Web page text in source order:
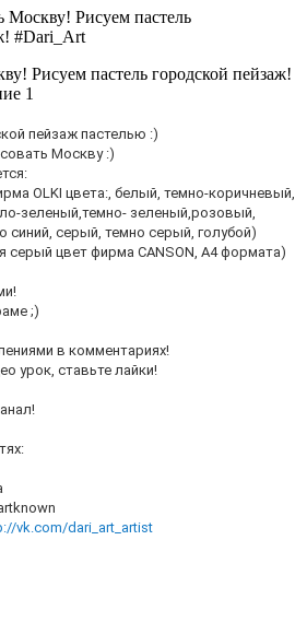
пейзаж пастелью :)
Москву :)
OLKI цвета:, белый, темно-коричневый,
зеленый,темно- зеленый,розовый,
серый, темно серый, голубой)
серый цвет фирма CANSON, А4 формата)
;)
в комментариях!
урок, ставьте лайки!
vk.com/dari_art_artist